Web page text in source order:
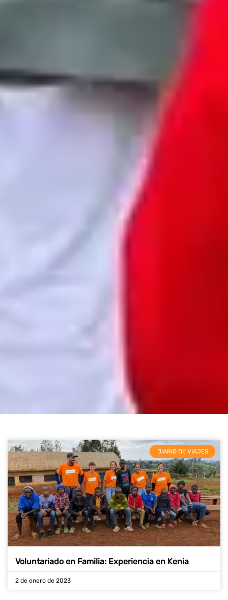
DIARIO DE VIAJES
Voluntariado en Familia: Experiencia en Kenia
2 de enero de 2023